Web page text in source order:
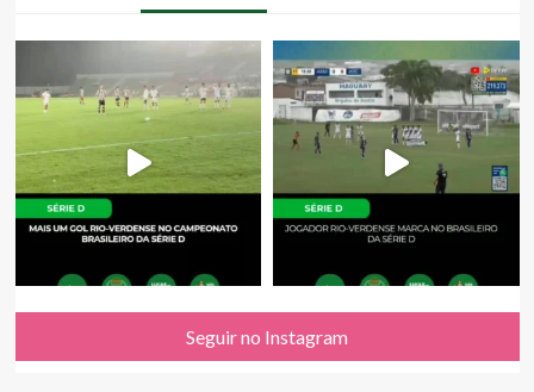
Seguir no Instagram